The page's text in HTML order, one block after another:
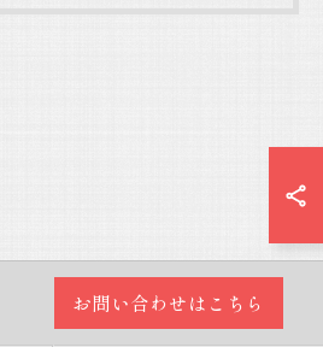
お問い合わせはこちら